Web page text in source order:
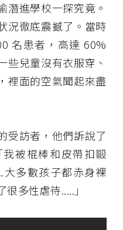
潛進學校一探究竟。
況徹底震撼了。當時
名患者，高達 60%
些兒童沒有衣服穿、
裡面的空氣聞起來盡
受訪者，他們訴說了
被棍棒和皮帶扣毆
大多數孩子都赤身裸
多性虐待.....」